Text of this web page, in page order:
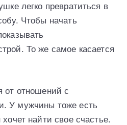
легко превратиться в
Чтобы начать
То же самое касается
от отношений с
У мужчины тоже есть
найти свое счастье.